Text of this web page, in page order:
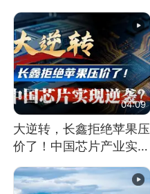
的
04:09
大逆转，长鑫拒绝苹果压
价了！中国芯片产业实现